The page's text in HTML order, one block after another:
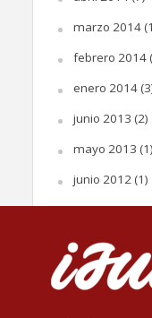
marzo 2014
febrero 2014
enero 2014
junio 2013 (2)
mayo 2013 (1)
junio 2012(1)